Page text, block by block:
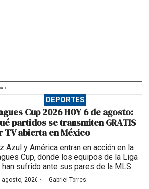
DEPORTES
Cup 2026 HOY 6 de agosto:
partidos se transmiten GRATIS
TV abierta en México
Azul y América entran en acción en la
Cup, donde los equipos de la Liga
han sufrido ante sus pares de la MLS
agosto, 2026 · Gabriel Torres